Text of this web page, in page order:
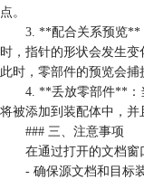
点。
3. **配合关系预览**：
时，指针的形状会发生变
此时，零部件的预览会捕
4. **丢放零部件**：当
将被添加到装配体中，并
### 三、注意事项
在通过打开的文档窗口
- 确保源文档和目标装